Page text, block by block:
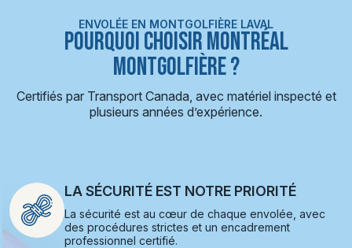
ENVOLÉE EN MONTGOLFIÈRE LAVAL
POURQUOI CHOISIR MONTRÉAL
MONTGOLFIÈRE ?
Certifiés par Transport Canada, avec matériel inspecté et
plusieurs années d’expérience.
LA SÉCURITÉ EST NOTRE PRIORITÉ
La sécurité est au cœur de chaque envolée, avec
des procédures strictes et un encadrement
professionnel certifié.